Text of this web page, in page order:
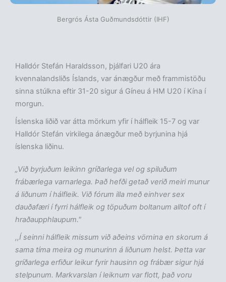
Bergrós Ásta Guðmundsdóttir (IHF)
Halldór Stefán Haraldsson, þjálfari U20 ára
kvennalandsliðs Íslands, var ánægður með frammistöðu
sinna stúlkna eftir 31-20 sigur á Gíneu á HM U20 í Kína í
morgun.
Íslenska liðið var átta mörkum yfir í hálfleik 15-7 og var
Halldór Stefán virkilega ánægður með byrjunina hjá
íslenska liðinu.
„Við byrjuðum leikinn gríðarlega vel og spiluðum
frábærlega varnarlega. Það hefði getað verið meiri munur
á liðunum í hálfleik. Við fórum illa með einhver sex
dauðafæri í fyrri hálfleik og töpuðum boltanum alltof oft í
hraðaupphlaupum."
,,Í seinni hálfleik missum við aðeins vörnina en skorum á
sama tíma meira og munurinn á liðunum helst. Þetta var
gríðarlega erfiður leikur fyrir hausinn og frábær sigur hjá
stelpunum. Markvarslan í leiknum var flott, það voru